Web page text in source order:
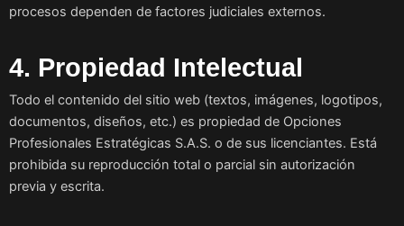
procesos dependen de factores judiciales externos.
4. Propiedad Intelectual
Todo el contenido del sitio web (textos, imágenes, logotipos,
documentos, diseños, etc.) es propiedad de Opciones
Profesionales Estratégicas S.A.S. o de sus licenciantes. Está
prohibida su reproducción total o parcial sin autorización
previa y escrita.